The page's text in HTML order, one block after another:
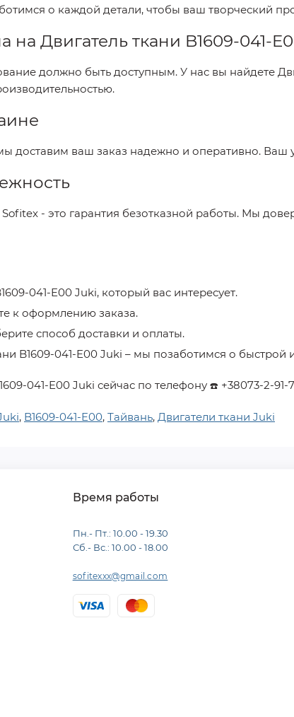
о каждой детали, чтобы ваш творческий
на Двигатель ткани B1609-041-
должно быть доступным. У нас вы найдете
доставим ваш заказ надежно и оперативно.
Sofitex - это гарантия безотказной работы. Мы
041-E00 Juki, который вас интересует.
к оформлению заказа.
способ доставки и оплаты.
B1609-041-E00 Juki – мы позаботимся о быстрой
041-E00 Juki сейчас по телефону ☎️ +38073-2-91-
, B1609-041-E00, Тайвань, Двигатели ткани Juki
Время работы
Пн.- Пт.: 10.00 - 19.30
Сб.- Вс.: 10.00 - 18.00
sofitexxx@gmail.com